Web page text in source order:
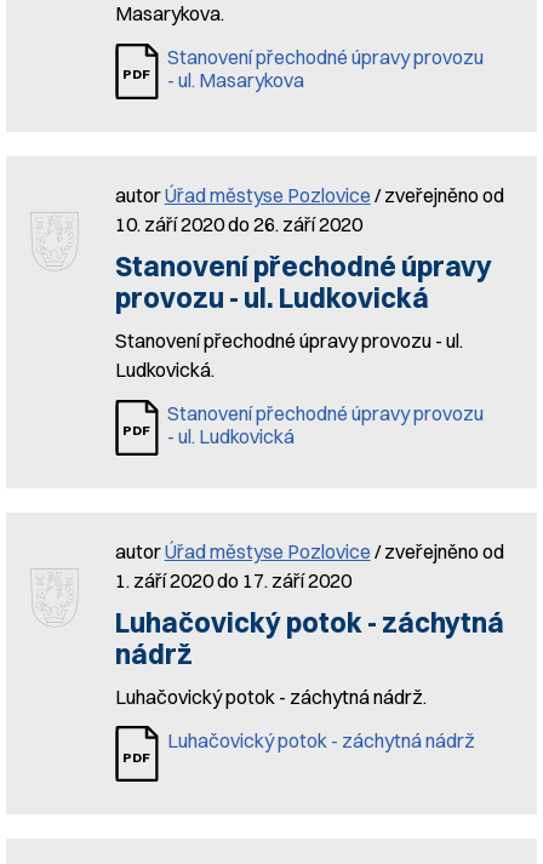
Masarykova.
Stanovení přechodné úpravy provozu
- ul. Masarykova
autorÚřad městyse Pozlovice / zveřejněno od
10. září 2020 do 26. září 2020
Stanovení přechodné úpravy
provozu - ul. Ludkovická
Stanovení přechodné úpravy provozu - ul.
Ludkovická.
Stanovení přechodné úpravy provozu
- ul. Ludkovická
autorÚřad městyse Pozlovice / zveřejněno od
1. září 2020 do 17. září 2020
Luhačovický potok - záchytná
nádrž
Luhačovický potok - záchytná nádrž.
Luhačovický potok - záchytná nádrž